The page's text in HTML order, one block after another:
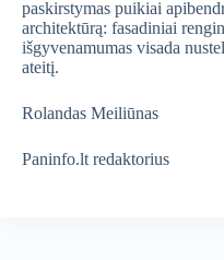
paskirstymas puikiai
architektūrą: fasadiniai
išgyvenamumas visada
ateitį.
Rolandas Meiliūnas
Paninfo.lt redaktorius